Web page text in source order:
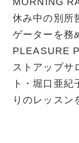
休み中の別所
ゲーターを務
PLEASURE
ストアップサ
ト・堀口亜紀
りのレッスン